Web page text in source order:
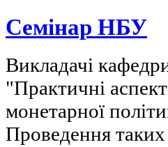
Семінар НБУ
Викладачі
"Практичні
монетарної
Проведення